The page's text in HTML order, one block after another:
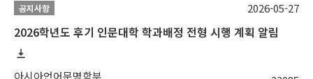
공지사항
2026학년도 후기 인문대학 학과배정 전형 시행 계획 알림
아시아언어문명학부
2026-05-27